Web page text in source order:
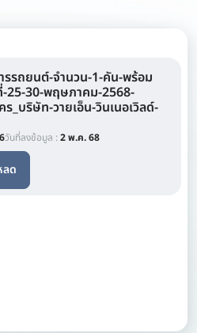
รรถยนต์-จำนวน-1-คัน-พร้อม
25-30-พฤษภาคม-2568-
_บริษัท-วายเอ็น-วินเนอเวิลด์-
วันที่ลงข้อมูล :2 พ.ค. 68
ลด